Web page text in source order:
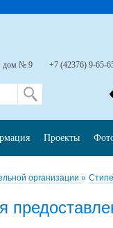
организации »
дом № 9 +7 (42376) 9-65-
Проекты